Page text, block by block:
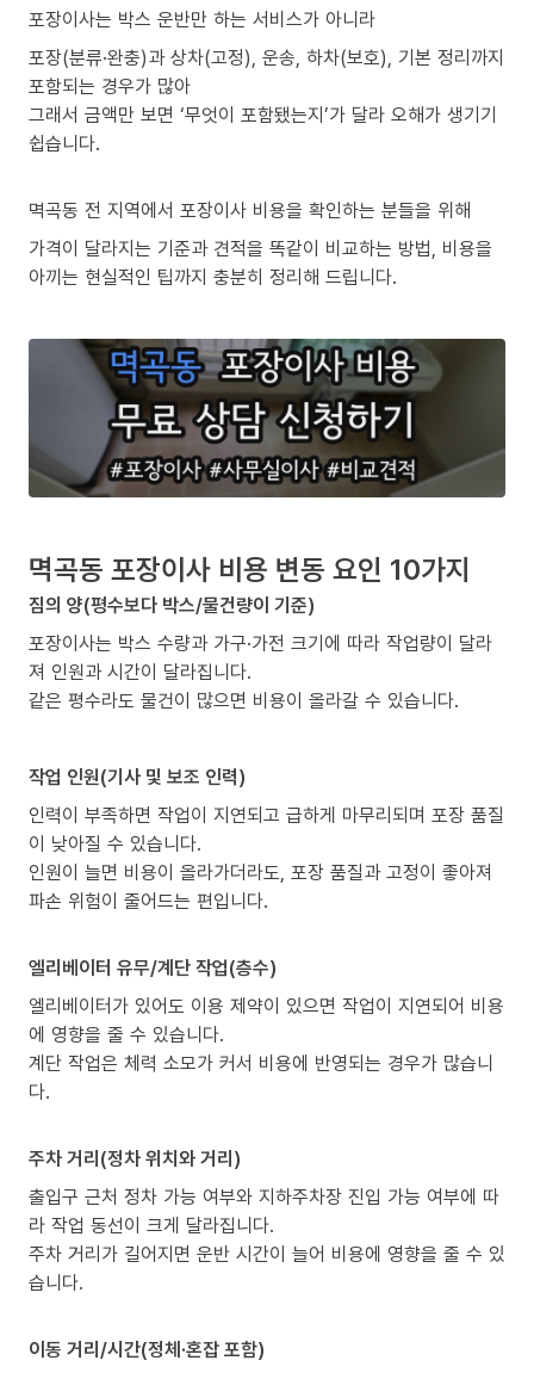
포장이사는 박스 운반만 하는 서비스가 아니라
포장(분류·완충)과 상차(고정), 운송, 하차(보호), 기본 정리까지
포함되는 경우가 많아
그래서 금액만 보면 ‘무엇이 포함됐는지’가 달라 오해가 생기기
쉽습니다.
멱곡동 전 지역에서 포장이사 비용을 확인하는 분들을 위해
가격이 달라지는 기준과 견적을 똑같이 비교하는 방법, 비용을
아끼는 현실적인 팁까지 충분히 정리해 드립니다.
멱곡동 포장이사 비용 변동 요인 10가지
짐의 양(평수보다 박스/물건량이 기준)
포장이사는 박스 수량과 가구·가전 크기에 따라 작업량이 달라
져 인원과 시간이 달라집니다.
같은 평수라도 물건이 많으면 비용이 올라갈 수 있습니다.
작업 인원(기사 및 보조 인력)
인력이 부족하면 작업이 지연되고 급하게 마무리되며 포장 품질
이 낮아질 수 있습니다.
인원이 늘면 비용이 올라가더라도, 포장 품질과 고정이 좋아져
파손 위험이 줄어드는 편입니다.
엘리베이터 유무/계단 작업(층수)
엘리베이터가 있어도 이용 제약이 있으면 작업이 지연되어 비용
에 영향을 줄 수 있습니다.
계단 작업은 체력 소모가 커서 비용에 반영되는 경우가 많습니
다.
주차 거리(정차 위치와 거리)
출입구 근처 정차 가능 여부와 지하주차장 진입 가능 여부에 따
라 작업 동선이 크게 달라집니다.
주차 거리가 길어지면 운반 시간이 늘어 비용에 영향을 줄 수 있
습니다.
이동 거리/시간(정체·혼잡 포함)